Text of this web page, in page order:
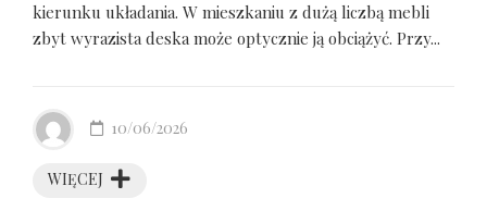
kierunku układania. W mieszkaniu z dużą liczbą mebli
zbyt wyrazista deska może optycznie ją obciążyć. Przy...
WIĘCEJ
10/06/2026